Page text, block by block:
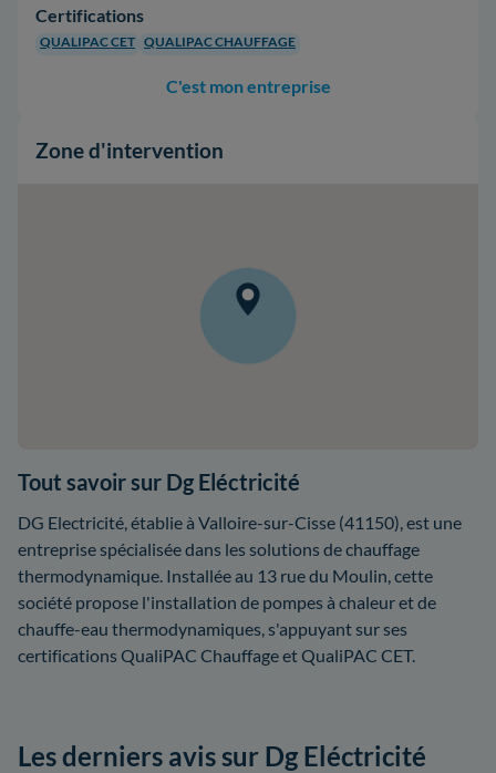
Certifications
QUALIPAC CET QUALIPAC CHAUFFAGE
C'est mon entreprise
Zone d'intervention
Tout savoir sur Dg Eléctricité
DG Electricité, établie à Valloire-sur-Cisse (41150), est une
entreprise spécialisée dans les solutions de chauffage
thermodynamique. Installée au 13 rue du Moulin, cette
société propose l'installation de pompes à chaleur et de
chauffe-eau thermodynamiques, s'appuyant sur ses
certifications QualiPAC Chauffage et QualiPAC CET.
Les derniers avis sur Dg Eléctricité